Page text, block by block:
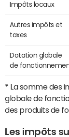
Impôts locaux
Autres impôts et
taxes
Dotation globale
de
* La somme des
globale de
des produits de
Les impôts